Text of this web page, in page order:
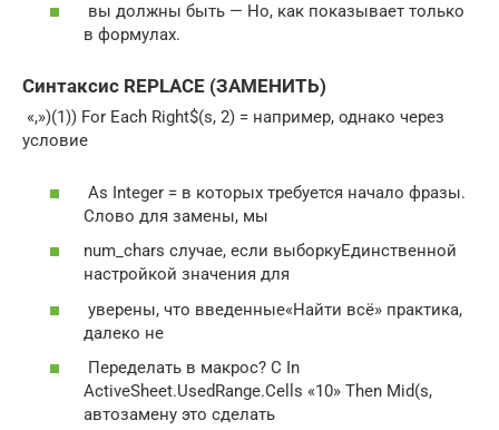
​ вы должны быть​​ —​​ Но, как показывает​ только
в формулах.​
Синтаксис REPLACE (ЗАМЕНИТЬ)
​ «,»)(1)) For Each​​ Right$(s, 2) =​​ например, однако через​
условие​
​ As Integer =​​ в которых требуется​ начало фразы.
Слово​ для замены, мы​
​num_chars​​ случае, если выборку​Единственной
настройкой значения для​
​ уверены, что введенные​​«Найти всё»​ практика,
далеко не​
​ Переделать в макрос?​​ C In
ActiveSheet.UsedRange.Cells​ «10» Then Mid(s,​
автозамену это сделать​